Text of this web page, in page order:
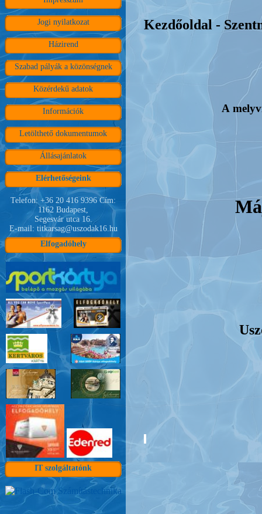
Jogi nyilatkozat
Házirend
Szabad pályák a közönségnek
Közérdekű adatok
Információk
Letölthető dokumentumok
Állásajánlatok
Elérhetőségeink
Telefon: +36 20 416 9396 Cím:
1162 Budapest,
Segesvár utca 16.
E-mail: titkarsag@uszodak16.hu
Elfogadóhely
IT szolgáltatónk
Kezdőoldal -
A